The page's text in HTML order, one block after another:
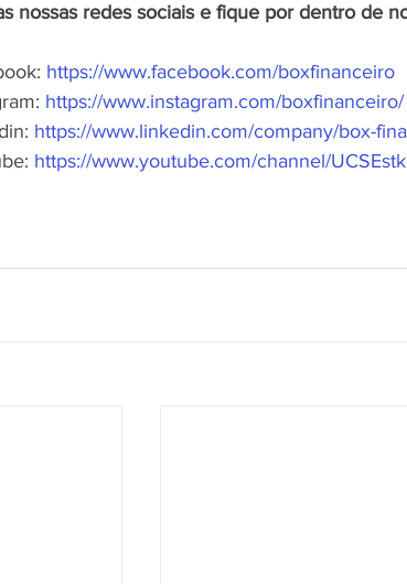
nossas redes sociais e fique por dentro de
https://www.facebook.com/boxfinanceiro
https://www.instagram.com/boxfinanceiro/
https://www.linkedin.com/company/box-
https://www.youtube.com/channel/